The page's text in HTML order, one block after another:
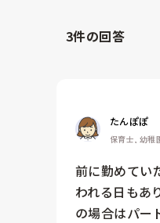
3件の回答
たんぽぽ
保育士, 幼稚
前に勤めてい
われる日もあ
の場合はパー